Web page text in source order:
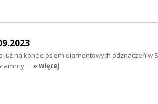
na koncie osiem diamentowych odznaczeń w
» więcej